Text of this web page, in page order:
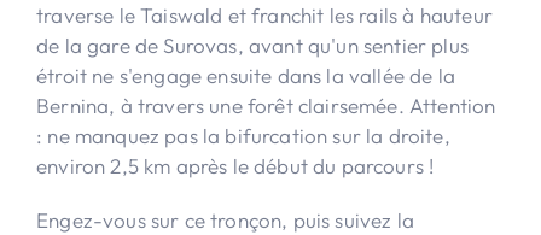
traverse le Taiswald et franchit les rails à hauteur
de la gare de Surovas, avant qu'un sentier plus
étroit ne s'engage ensuite dans la vallée de la
Bernina, à travers une forêt clairsemée. Attention
: ne manquez pas la bifurcation sur la droite,
environ 2,5 km après le début du parcours !
Engez-vous sur ce tronçon, puis suivez la